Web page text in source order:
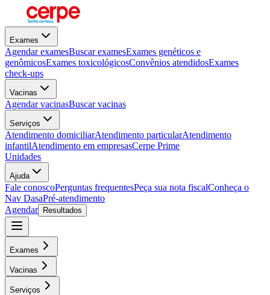
Exames
Agendar examesBuscar examesExames genéticos e
genômicosExames toxicológicosConvênios atendidosExames
check-ups
Vacinas
Agendar vacinasBuscar vacinas
Serviços
Atendimento domiciliarAtendimento particularAtendimento
infantilAtendimento em empresasCerpe Prime
Unidades
Ajuda
Fale conoscoPerguntas frequentesPeça sua nota fiscalConheça o
Nav DasaPré-atendimento
Agendar
Resultados
Exames
Vacinas
Serviços